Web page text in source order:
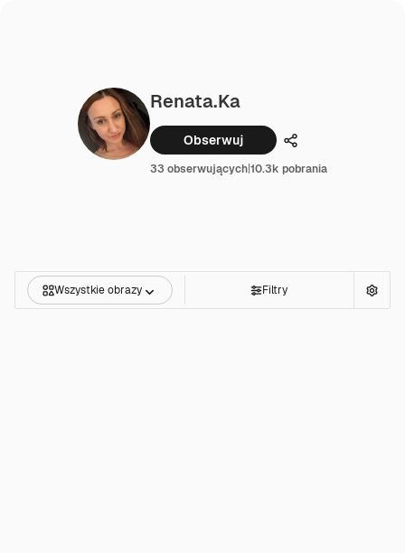
Renata.ka
Obserwuj Udostępnij
33 obserwujących|10.3k pobrania
Wszystkie obrazy Filtry